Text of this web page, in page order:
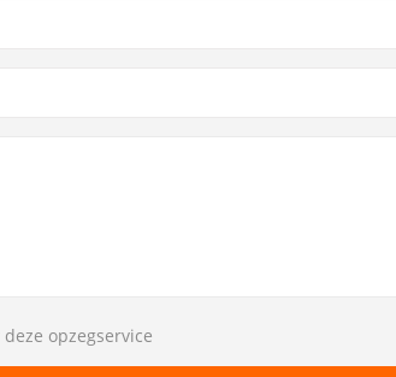
deze opzegservice